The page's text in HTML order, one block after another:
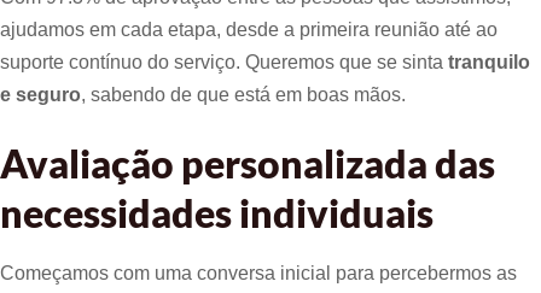
ajudamos em cada etapa, desde a primeira reunião até ao
suporte contínuo do serviço. Queremos que se sinta tranquilo
e seguro, sabendo de que está em boas mãos.
Avaliação personalizada das
necessidades individuais
Começamos com uma conversa inicial para percebermos as